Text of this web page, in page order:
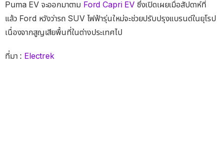
Puma EV จะออกมาตาม Ford Capri EVซึ่งเปิดเผยเมื่อสัปดาห์ที่
แล้ว Ford หวังว่ารถ SUV ไฟฟ้ารุ่นใหม่จะช่วยปรับปรุงแบรนด์ในยุโรป
เนื่องจากสูญเสียพื้นที่ในต่างประเทศไป
ที่มา : Electrek